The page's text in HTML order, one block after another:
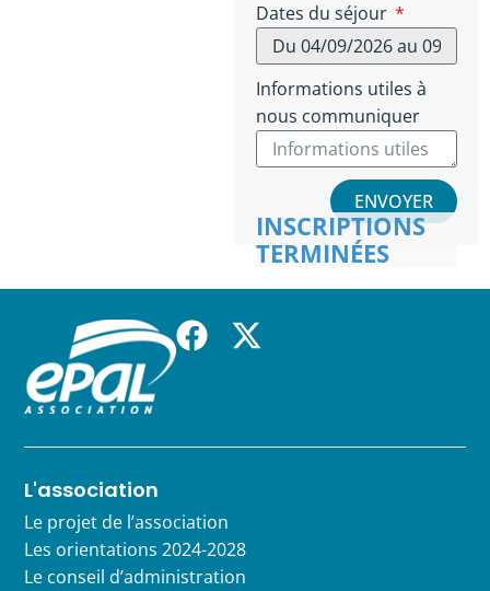
Dates du séjour
Informations utiles à
nous communiquer
ENVOYER
INSCRIPTIONS
TERMINÉES
L'association
Le projet de l’association
Les orientations 2024-2028
Le conseil d’administration